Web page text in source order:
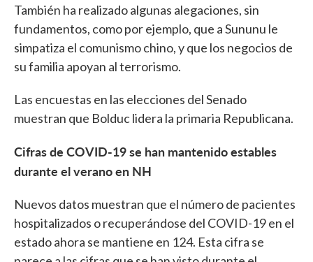
También ha realizado algunas alegaciones, sin
fundamentos, como por ejemplo, que a Sununu le
simpatiza el comunismo chino, y que los negocios de
su familia apoyan al terrorismo.
Las encuestas en las elecciones del Senado
muestran que Bolduc lidera la primaria Republicana.
Cifras de COVID-19 se han mantenido estables
durante el verano en NH
Nuevos datos muestran que el número de pacientes
hospitalizados o recuperándose del COVID-19 en el
estado ahora se mantiene en 124. Esta cifra se